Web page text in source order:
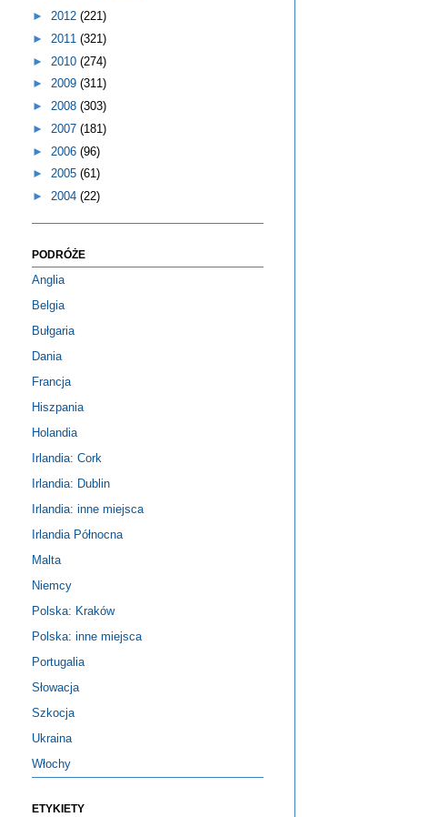
► 2012 (221)
► 2011 (321)
► 2010 (274)
► 2009 (311)
► 2008 (303)
► 2007 (181)
► 2006 (96)
► 2005 (61)
► 2004 (22)
PODRÓŻE
Anglia
Belgia
Bułgaria
Dania
Francja
Hiszpania
Holandia
Irlandia: Cork
Irlandia: Dublin
Irlandia: inne miejsca
Irlandia Północna
Malta
Niemcy
Polska: Kraków
Polska: inne miejsca
Portugalia
Słowacja
Szkocja
Ukraina
Włochy
ETYKIETY